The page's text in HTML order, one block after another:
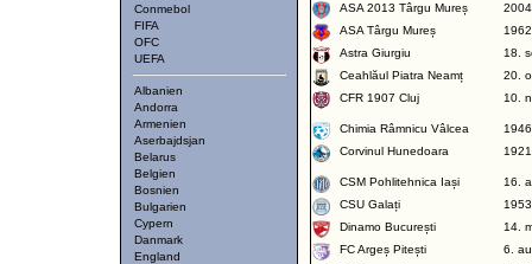
Conmebol
FIFA
OFC
UEFA
Albanien
Andorra
Armenien
Aserbajdsjan
Belarus
Belgien
Bosnien
Bulgarien
Cypern
Danmark
England
ASA 2013 Târgu Mureș
2004
ASA Târgu Mureș
1962
Astra Giurgiu
18.
Ceahlăul Piatra Neamț
20.
CFR 1907 Cluj
10.
Chimia Râmnicu Vâlcea
1946
Corvinul Hunedoara
1921
CSM Pohlitehnica Iași
16.
CSU Galați
1953
Dinamo București
14.
FC Argeș Pitești
6.